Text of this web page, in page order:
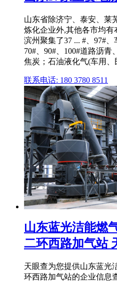
山东省除济宁、泰安、莱
炼化企业外,其他各市均有
滨州聚集了37 ... #、97#
70#、90#、100#道路沥青
焦炭；石油液化气(车用、
联系电话: 180 3780 8511
山东蓝光洁能燃
二环西路加气站
天眼查为您提供山东蓝光
环西路加气站的企业信息